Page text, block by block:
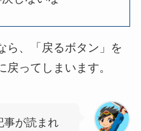
ら、「戻るボタン」を
ってしまいます。
事が読まれ